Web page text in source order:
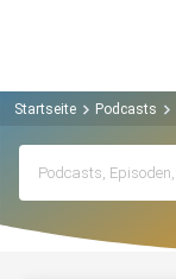
Startseite Podcasts